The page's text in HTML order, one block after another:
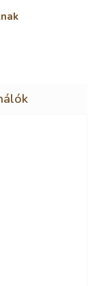
csillag.
csillag.
csillag.